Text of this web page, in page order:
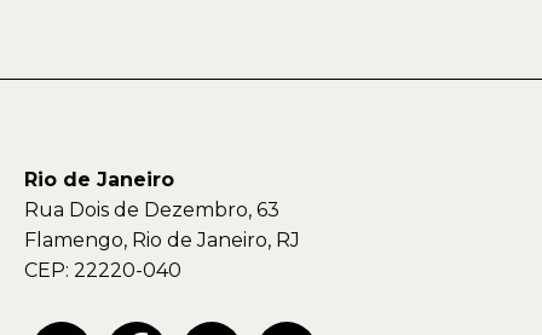
Rio de Janeiro
Rua Dois de Dezembro, 63
Flamengo, Rio de Janeiro, RJ
CEP: 22220-040